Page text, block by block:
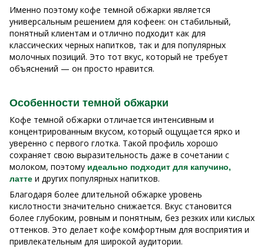
Именно поэтому кофе темной обжарки является
универсальным решением для кофеен: он стабильный,
понятный клиентам и отлично подходит как для
классических черных напитков, так и для популярных
молочных позиций. Это тот вкус, который не требует
объяснений — он просто нравится.
Особенности темной обжарки
Кофе темной обжарки отличается интенсивным и
концентрированным вкусом, который ощущается ярко и
уверенно с первого глотка. Такой профиль хорошо
сохраняет свою выразительность даже в сочетании с
молоком, поэтому идеально подходит для капучино,
латте и других популярных напитков.
Благодаря более длительной обжарке уровень
кислотности значительно снижается. Вкус становится
более глубоким, ровным и понятным, без резких или кислых
оттенков. Это делает кофе комфортным для восприятия и
привлекательным для широкой аудитории.